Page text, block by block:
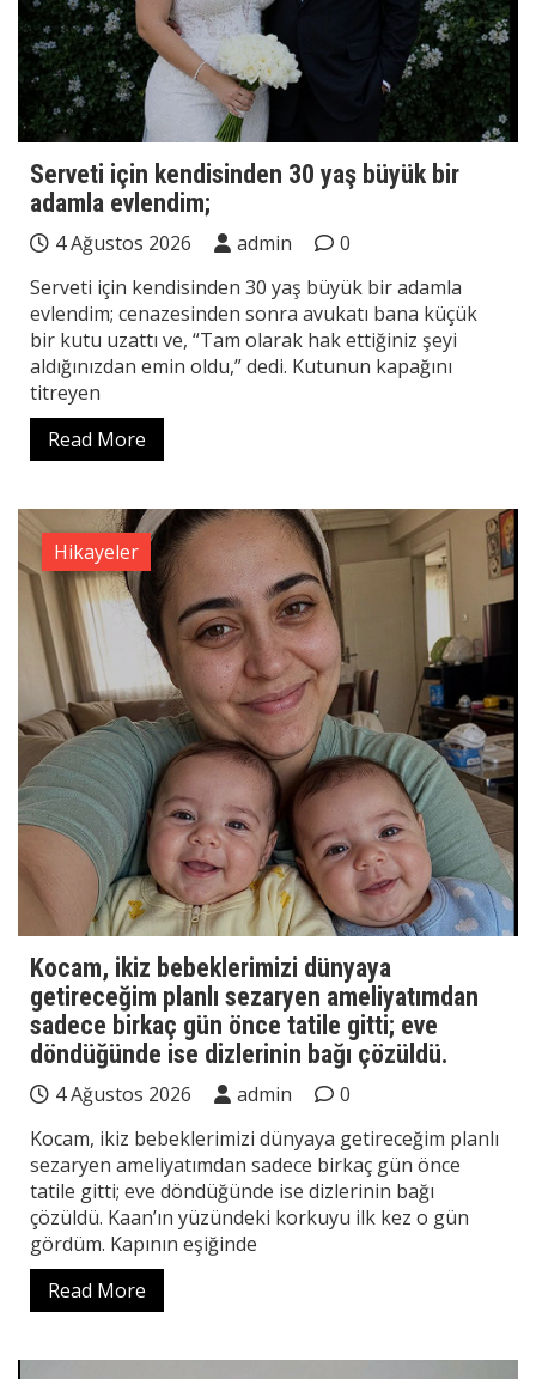
Serveti için kendisinden 30 yaş büyük bir
adamla evlendim;
4 Ağustos 2026 admin
0
Serveti için kendisinden 30 yaş büyük bir adamla
evlendim; cenazesinden sonra avukatı bana küçük
bir kutu uzattı ve, “Tam olarak hak ettiğiniz şeyi
aldığınızdan emin oldu,” dedi. Kutunun kapağını
titreyen
Read More
Hikayeler
Kocam, ikiz bebeklerimizi dünyaya
getireceğim planlı sezaryen ameliyatımdan
sadece birkaç gün önce tatile gitti; eve
döndüğünde ise dizlerinin bağı çözüldü.
4 Ağustos 2026 admin
0
Kocam, ikiz bebeklerimizi dünyaya getireceğim planlı
sezaryen ameliyatımdan sadece birkaç gün önce
tatile gitti; eve döndüğünde ise dizlerinin bağı
çözüldü. Kaan’ın yüzündeki korkuyu ilk kez o gün
gördüm. Kapının eşiğinde
Read More